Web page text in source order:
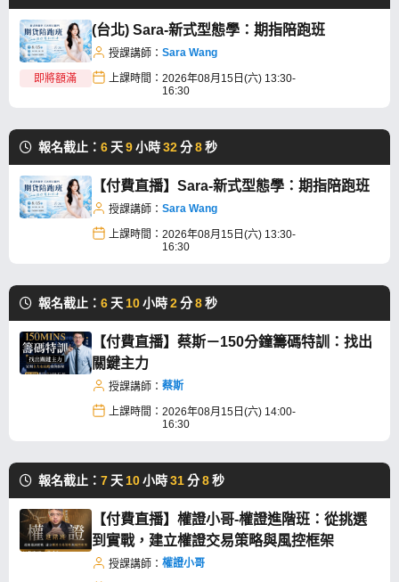
即將額滿
(台北) Sara-新式型態學：期指陪跑班
授課講師： Sara Wang
上課時間： 2026年08月15日(六) 13:30-
16:30
報名截止： 6 天9小時32分7秒
【付費直播】Sara-新式型態學：期指陪跑班
授課講師： Sara Wang
上課時間： 2026年08月15日(六) 13:30-
16:30
報名截止： 6 天10小時2分7秒
【付費直播】蔡斯－150分鐘籌碼特訓：找出
關鍵主力
授課講師： 蔡斯
上課時間： 2026年08月15日(六) 14:00-
16:30
報名截止： 7 天10小時31分7秒
【付費直播】權證小哥-權證進階班：從挑選
到實戰，建立權證交易策略與風控框架
授課講師： 權證小哥